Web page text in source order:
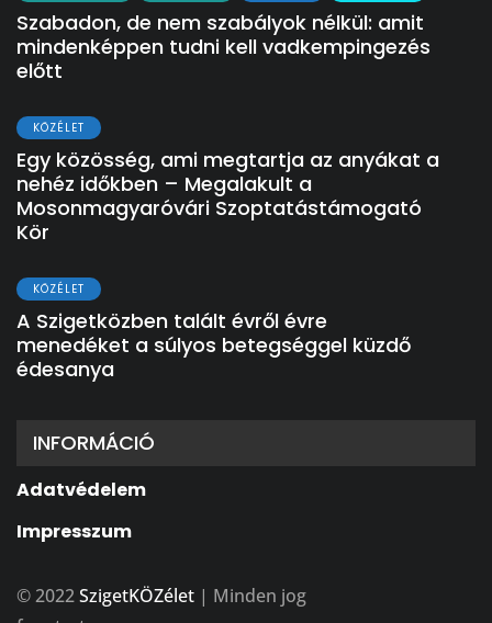
Szabadon, de nem szabályok nélkül: amit
mindenképpen tudni kell vadkempingezés
előtt
KÖZÉLET
Egy közösség, ami megtartja az anyákat a
nehéz időkben – Megalakult a
Mosonmagyaróvári Szoptatástámogató
Kör
KÖZÉLET
A Szigetközben talált évről évre
menedéket a súlyos betegséggel küzdő
édesanya
INFORMÁCIÓ
Adatvédelem
Impresszum
© 2022SzigetKÖZélet | Minden jog